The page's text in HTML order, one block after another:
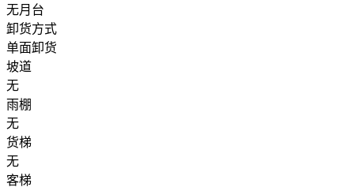
无月台
卸货方式
单面卸货
坡道
无
雨棚
无
货梯
无
客梯